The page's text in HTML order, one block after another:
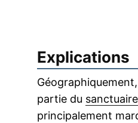
Explications
partie du
principalement